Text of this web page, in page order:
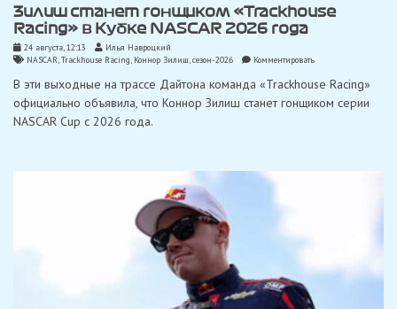
Зилиш станет гонщиком «Trackhouse
Racing» в Кубке NASCAR 2026 года
24 августа, 12:13
Илья Навроцкий
NASCAR,Trackhouse Racing, Коннор Зилиш,сезон-2026 Комментироватьon
станет
«Trackhouse
В эти выходные на трассе Дайтона команда «Trackhouse Racing»
официально объявила, что Коннор Зилиш станет гонщиком серии
NASCAR Cup с 2026 года.